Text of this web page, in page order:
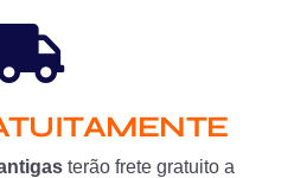
terão frete gratuito a